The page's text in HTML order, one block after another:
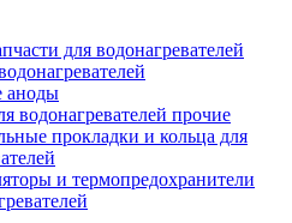
для водонагревателей
аноды
водонагревателей прочие
прокладки и кольца для
и термопредохранители